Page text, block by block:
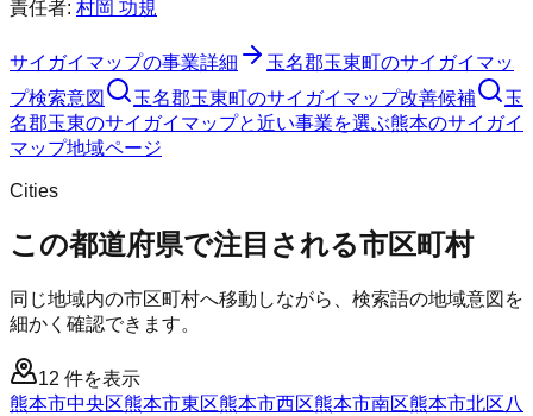
責任者: 村岡 功規
サイガイマップの事業詳細 玉名郡玉東町のサイガイマッ
プ検索意図 玉名郡玉東町のサイガイマップ改善候補
玉
名郡玉東のサイガイマップと近い事業を選ぶ熊本のサイガイ
マップ地域ページ
Cities
この都道府県で注目される市区町村
同じ地域内の市区町村へ移動しながら、検索語の地域意図を
細かく確認できます。
12 件を表示
熊本市中央区熊本市東区熊本市西区熊本市南区熊本市北区八